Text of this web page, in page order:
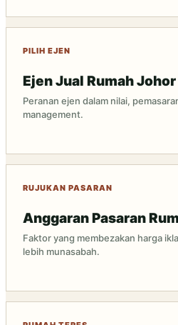
PILIH EJEN
Ejen Jual Rumah Johor
Peranan ejen dalam nilai,
management.
RUJUKAN PASARAN
Anggaran Pasaran
Faktor yang membezakan harga
lebih munasabah.